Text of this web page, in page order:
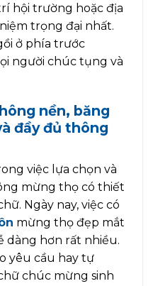
hội trường hoặc địa
trọng đại nhất.
ở phía trước
người chúc tụng và
nền, băng
đầy đủ thông
việc lựa chọn và
mừng thọ có thiết
Ngày nay, việc có
mừng thọ đẹp mắt
dàng hơn rất nhiều.
yêu cầu hay tự
chúc mừng sinh